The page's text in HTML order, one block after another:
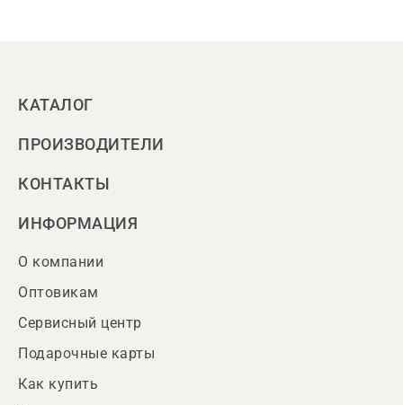
КАТАЛОГ
ПРОИЗВОДИТЕЛИ
КОНТАКТЫ
ИНФОРМАЦИЯ
О компании
Оптовикам
Сервисный центр
Подарочные карты
Как купить